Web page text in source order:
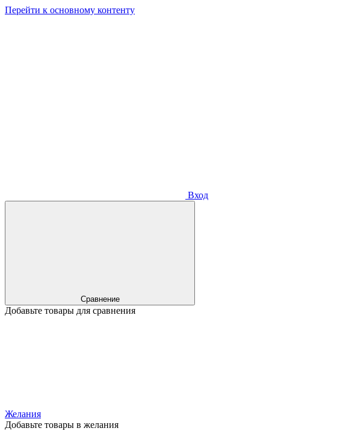
Перейти к основному контенту
Вход
Сравнение
Добавьте товары для сравнения
Желания
Добавьте товары в желания